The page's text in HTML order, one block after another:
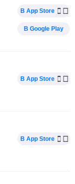
В App Store
В Google Play
В App Store
В App Store